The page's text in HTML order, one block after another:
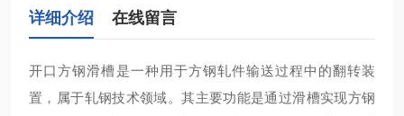
详细介绍 在线留言
开口方钢滑槽‌是一种用于方钢轧件输送过程中的翻转装
置，属于轧钢技术领域。其主要功能是通过滑槽实现方钢